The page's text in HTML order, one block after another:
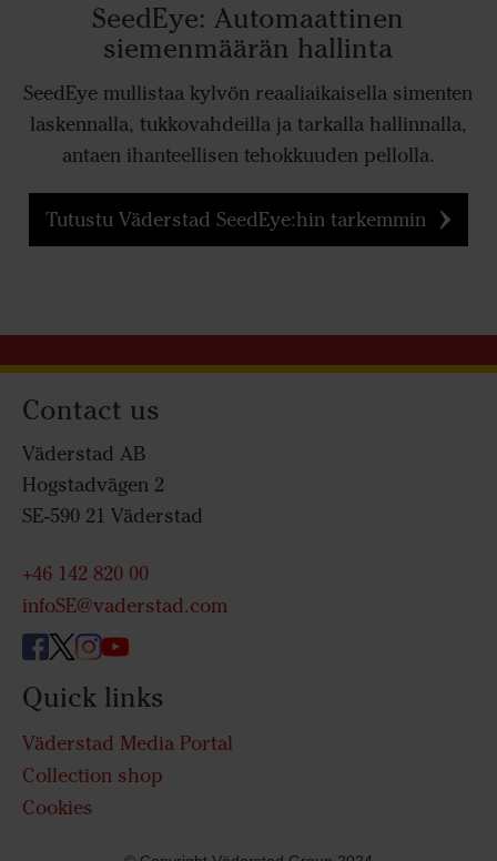
SeedEye: Automaattinen
siemenmäärän hallinta
SeedEye mullistaa kylvön reaaliaikaisella simenten
laskennalla, tukkovahdeilla ja tarkalla hallinnalla,
antaen ihanteellisen tehokkuuden pellolla.
Tutustu Väderstad SeedEye:hin tarkemmin
Contact us
Väderstad AB
Hogstadvägen 2
SE-590 21 Väderstad
+46 142 820 00
infoSE@vaderstad.com
Quick links
Väderstad Media Portal
Collection shop
Cookies